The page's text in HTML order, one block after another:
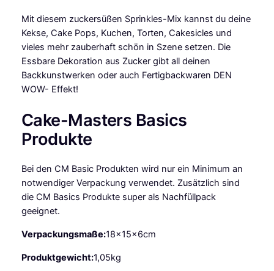
k
l
e
s
G
l
m
N
h
t
1
k
g
e
Mit diesem zuckersüßen Sprinkles-Mix kannst du deine
Kekse, Cake Pops, Kuchen, Torten, Cakesicles und
vieles mehr zauberhaft schön in Szene setzen. Die
Essbare Dekoration aus Zucker gibt all deinen
Backkunstwerken oder auch Fertigbackwaren DEN
WOW- Effekt!
Cake-Masters Basics
Produkte
Bei den CM Basic Produkten wird nur ein Minimum an
notwendiger Verpackung verwendet. Zusätzlich sind
die CM Basics Produkte super als Nachfüllpack
geeignet.
Verpackungsmaße:18x15x6cm
Produktgewicht:1,05kg